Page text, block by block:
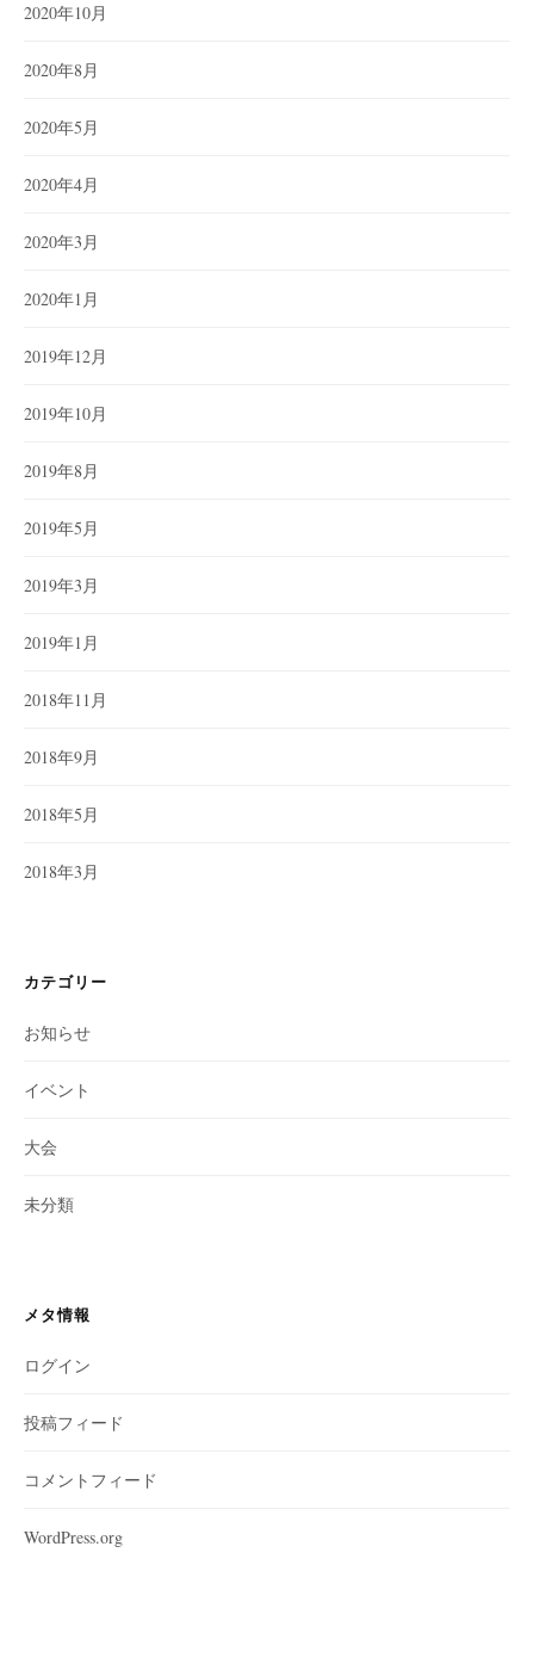
2020年10月
2020年8月
2020年5月
2020年4月
2020年3月
2020年1月
2019年12月
2019年10月
2019年8月
2019年5月
2019年3月
2019年1月
2018年11月
2018年9月
2018年5月
2018年3月
カテゴリー
お知らせ
イベント
大会
未分類
メタ情報
ログイン
投稿フィード
コメントフィード
WordPress.org